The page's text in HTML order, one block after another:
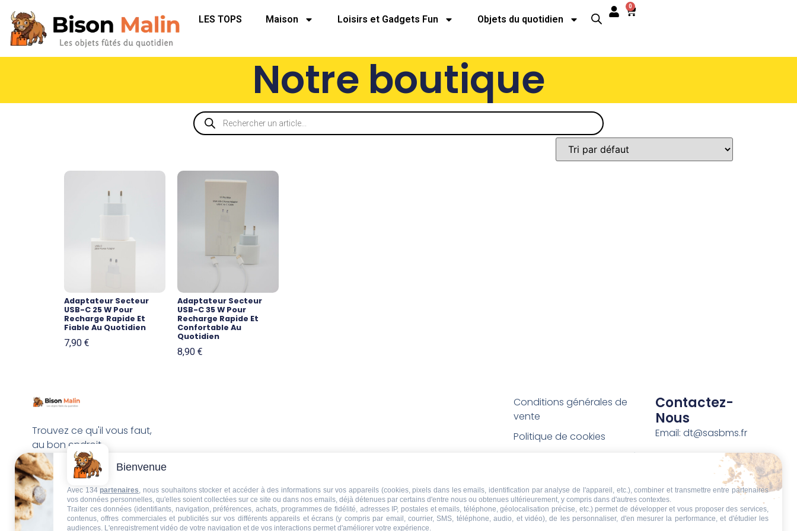
LES TOPS Maison Loisirs et Gadgets Fun Objets du quotidien
0
Notre boutique
Adaptateur Secteur
USB-C 25 W Pour
Recharge Rapide Et
Fiable Au Quotidien
7,90 €
Adaptateur Secteur
USB-C 35 W Pour
Recharge Rapide Et
Confortable Au
Quotidien
8,90 €
Trouvez ce qu'il vous faut,
au bon endroit
Conditions générales de
vente
Politique de cookies
Politique de confidentialité
Conditions de retour et de
remboursement
Contactez-
Nous
Email: dt@sasbms.fr
Bienvenue
Avec 134 partenaires, nous souhaitons stocker et accéder à des informations sur vos appareils (cookies, pixels dans les emails, identification par analyse de l'appareil, etc.), combiner et transmettre entre partenaires
vos données personnelles, qu'elles soient collectées sur ce site ou dans nos emails, déjà détenues par certains d'entre nous ou obtenues ultérieurement, y compris dans d'autres contextes.
Traiter ces données (identifiants, navigation, préférences, achats, programmes de fidélité, adresses IP, postales et emails, téléphone, géolocalisation précise, etc.) permet de développer et vous proposer des services,
contenus, offres commerciales et publicités sur vos différents appareils et écrans (y compris par email, courrier, SMS, téléphone, audio, et vidéo), de les personnaliser, d'en mesurer la performance, et d'étudier les
audiences. L'enregistrement vidéo de votre navigation et de vos interactions permet d'améliorer votre expérience.